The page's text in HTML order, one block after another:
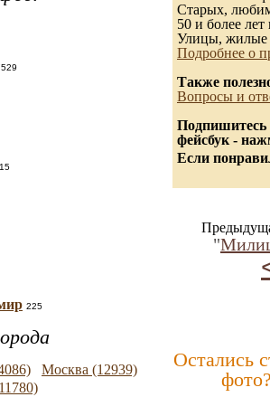
225
Москва (12939)
Старых,
50 и более лет
Улицы, жилые
Подробнее о
Также
Вопросы и
Подпишитесь
фейсбук -
Если
"
Остались